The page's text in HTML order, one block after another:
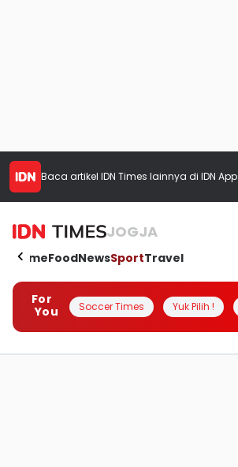
Baca artikel IDN Times lainnya di IDN App
JOGJA
HomeFoodNewsSportTravel
For
You
Soccer Times Yuk Pilih !